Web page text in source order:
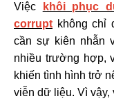
Việc
khôi phục
corrupt không chỉ
cần sự kiên nhẫn
nhiều trường hợp,
khiến tình hình trở
viễn dữ liệu. Vì vậy,